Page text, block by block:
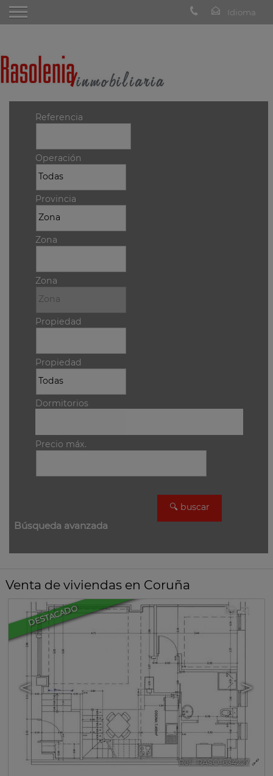
Referencia
Operación
Provincia
Zona
Zona
Propiedad
Propiedad
Dormitorios
Precio máx.
Búsqueda avanzada
Venta de viviendas en Coruña
DESTACADO
< >
31
Ref.. RASO-634227 🔗